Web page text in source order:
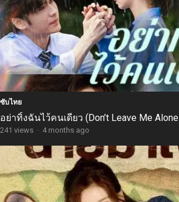
ซับไทย
อย่าทิ้งฉันไว้คนเดียว (Don’t Leave Me Alone
241 views · 4 months ago